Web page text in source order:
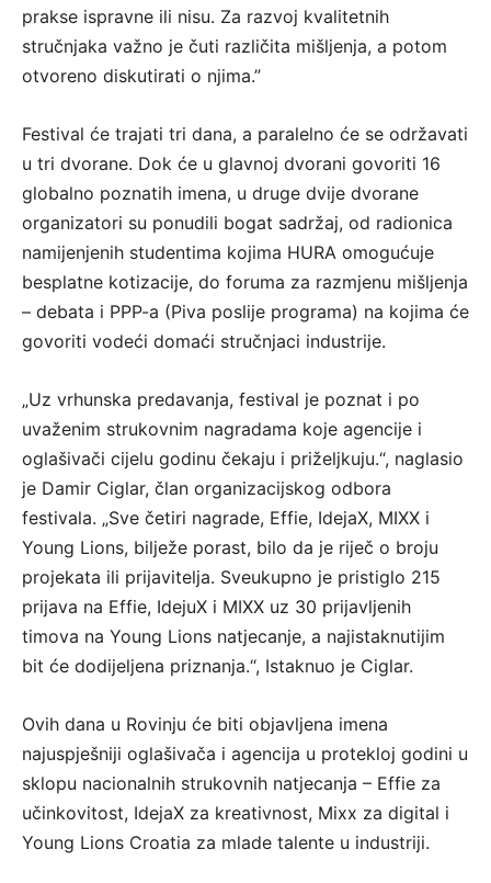
prakse ispravne ili nisu. Za razvoj kvalitetnih
stručnjaka važno je čuti različita mišljenja, a potom
otvoreno diskutirati o njima.”
Festival će trajati tri dana, a paralelno će se održavati
u tri dvorane. Dok će u glavnoj dvorani govoriti 16
globalno poznatih imena, u druge dvije dvorane
organizatori su ponudili bogat sadržaj, od radionica
namijenjenih studentima kojima HURA omogućuje
besplatne kotizacije, do foruma za razmjenu mišljenja
– debata i PPP-a (Piva poslije programa) na kojima će
govoriti vodeći domaći stručnjaci industrije.
„Uz vrhunska predavanja, festival je poznat i po
uvaženim strukovnim nagradama koje agencije i
oglašivači cijelu godinu čekaju i priželjkuju.“, naglasio
je Damir Ciglar, član organizacijskog odbora
festivala. „Sve četiri nagrade, Effie, IdejaX, MIXX i
Young Lions, bilježe porast, bilo da je riječ o broju
projekata ili prijavitelja. Sveukupno je pristiglo 215
prijava na Effie, IdejuX i MIXX uz 30 prijavljenih
timova na Young Lions natjecanje, a najistaknutijim
bit će dodijeljena priznanja.“, Istaknuo je Ciglar.
Ovih dana u Rovinju će biti objavljena imena
najuspješniji oglašivača i agencija u protekloj godini u
sklopu nacionalnih strukovnih natjecanja – Effie za
učinkovitost, IdejaX za kreativnost, Mixx za digital i
Young Lions Croatia za mlade talente u industriji.